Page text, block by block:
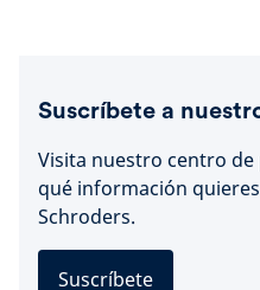
Suscríbete a
Visita nuestro centro
qué información
Schroders.
Suscríbete